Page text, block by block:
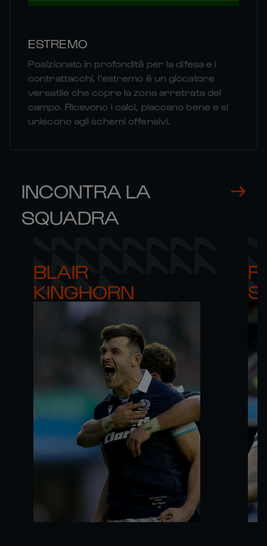
ESTREMO
Posizionato in profondità per la difesa e i
contrattacchi, l'estremo è un giocatore
versatile che copre la zona arretrata del
campo. Ricevono i calci, placcano bene e si
uniscono agli schemi offensivi.
INCONTRA LA
SQUADRA
BLAIR
KINGHORN